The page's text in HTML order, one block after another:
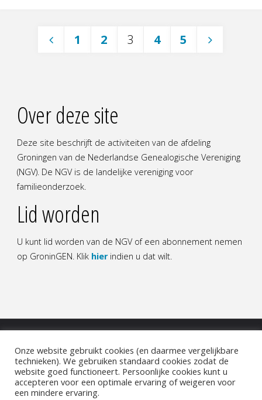
Bert
Hadders
en
Verborgen
Verleden
door
de
paginering
1 2 3 4 5
Over deze site
Deze site beschrijft de activiteiten van de afdeling
Groningen van de Nederlandse Genealogische Vereniging
(NGV). De NGV is de landelijke vereniging voor
familieonderzoek.
Lid worden
U kunt lid worden van de NGV of een abonnement nemen
op GroninGEN. Klik hierindien u dat wilt.
COOKIEBELEID | DISCLAIMER | PRIVACYBELEID
©2022 NGV Groningen
Onze website gebruikt cookies (en daarmee vergelijkbare
technieken). We gebruiken standaard cookies zodat de
website goed functioneert. Persoonlijke cookies kunt u
accepteren voor een optimale ervaring of weigeren voor
een mindere ervaring.